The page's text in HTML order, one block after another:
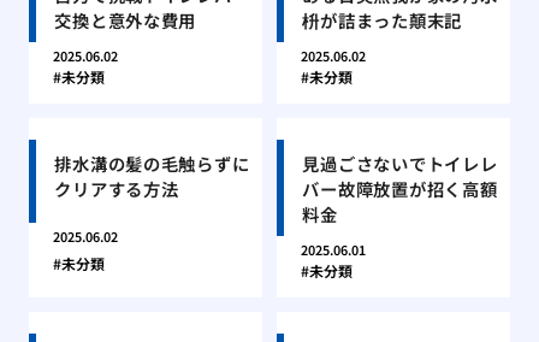
交換と意外な費用
2025.06.02
未分類
枡が詰まった顛末記
2025.06.02
未分類
排水溝の髪の毛触らずに
クリアする方法
2025.06.02
未分類
見過ごさないでトイレレ
バー故障放置が招く高額
料金
2025.06.01
未分類